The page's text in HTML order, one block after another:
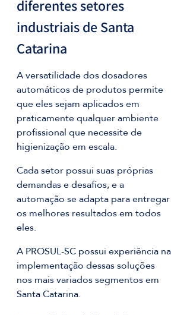
diferentes setores
industriais de Santa
Catarina
A versatilidade dos dosadores
automáticos de produtos permite
que eles sejam aplicados em
praticamente qualquer ambiente
profissional que necessite de
higienização em escala.
Cada setor possui suas próprias
demandas e desafios, e a
automação se adapta para entregar
os melhores resultados em todos
eles.
A PROSUL-SC possui experiência na
implementação dessas soluções
nos mais variados segmentos em
Santa Catarina.